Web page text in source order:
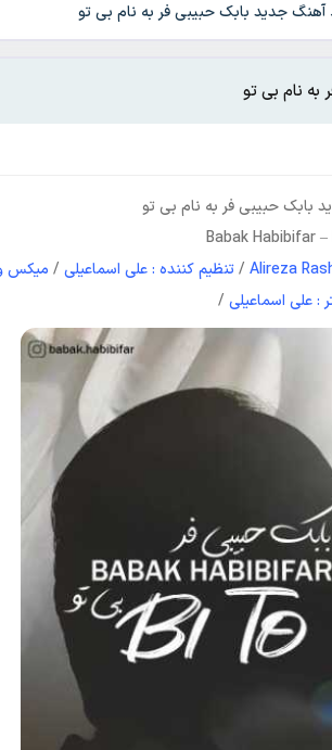
آهنگ جدید بابک حبیبی فر به نام بی تو
به نام بی تو
بابک حبیبی فر به نام بی تو
Babak Habibifar–
/تنظیم کننده : علی اسماعیلی / میکس
: علی اسماعیلی /